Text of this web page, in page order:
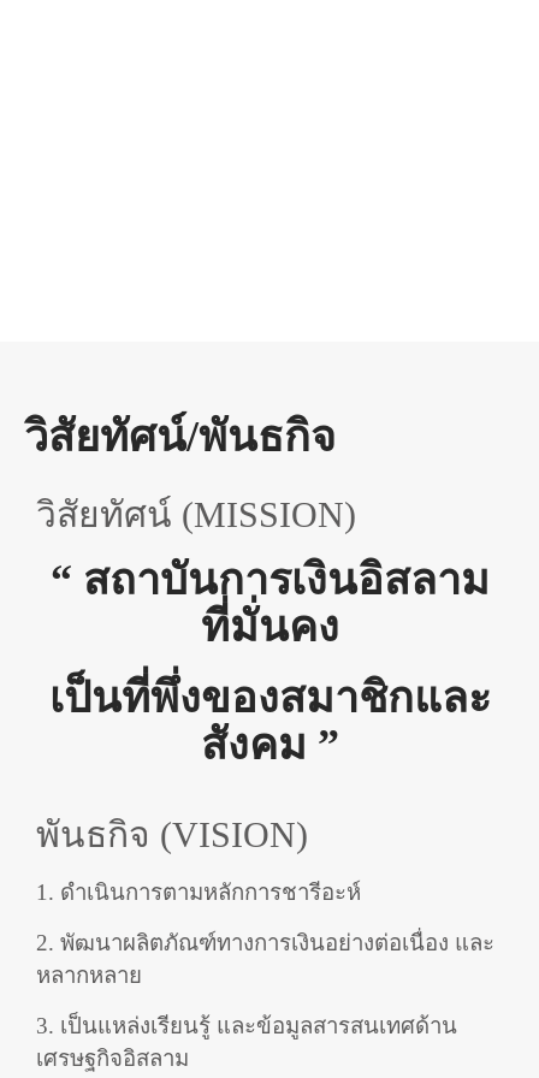
วิสัยทัศน์/พันธกิจ
วิสัยทัศน์ (MISSION)
“ สถาบันการเงินอิสลาม
ที่มั่นคง
เป็นที่พึ่งของสมาชิกและ
สังคม ”
พันธกิจ (VISION)
1. ดำเนินการตามหลักการชารีอะห์
2. พัฒนาผลิตภัณฑ์ทางการเงินอย่างต่อเนื่อง และ
หลากหลาย
3. เป็นแหล่งเรียนรู้ และข้อมูลสารสนเทศด้าน
เศรษฐกิจอิสลาม